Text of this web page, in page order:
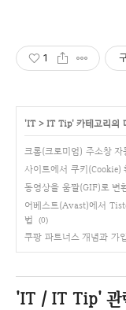
1
'IT>IT Tip' 카테고리의
크롬(크로미엄) 주소창 자
사이트에서 쿠키(Cookie)
동영상을 움짤(GIF)로 변
어베스트(Avast)에서
법
(0)
쿠팡 파트너스 개념과 가
'IT / IT Tip'관